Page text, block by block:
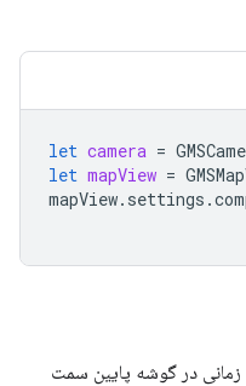
let camera =
let mapView =
mapView.settings.
در گوشه پایین سمت